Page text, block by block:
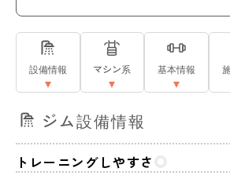
設備情報 マシン系 基本情報
ジム設備情報
トレーニングしやすさ